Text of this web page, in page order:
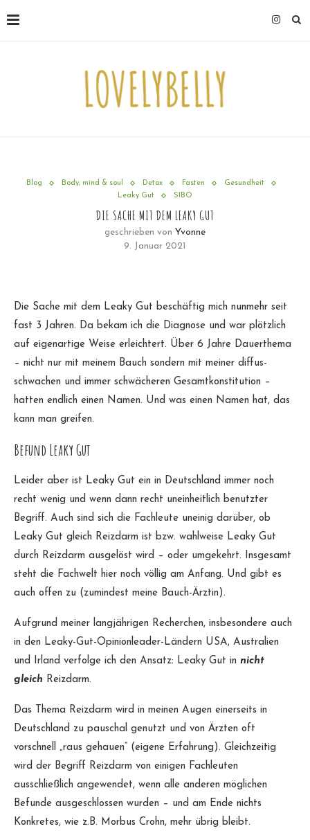
Blog Body, mind & soul Detox Fasten
Gesundheit
Leaky Gut
SIBO
DIE SACHE MIT DEM LEAKY GUT
geschrieben von Yvonne
9. Januar 2021
Die Sache mit dem Leaky Gut beschäftig mich nunmehr seit
fast 3 Jahren. Da bekam ich die Diagnose und war plötzlich
auf eigenartige Weise erleichtert. Über 6 Jahre Dauerthema
– nicht nur mit meinem Bauch sondern mit meiner diffus-
schwachen und immer schwächeren Gesamtkonstitution –
hatten endlich einen Namen. Und was einen Namen hat, das
kann man greifen.
Befund Leaky Gut
Leider aber ist Leaky Gut ein in Deutschland immer noch
recht wenig und wenn dann recht uneinheitlich benutzter
Begriff. Auch sind sich die Fachleute uneinig darüber, ob
Leaky Gut gleich Reizdarm ist bzw. wahlweise Leaky Gut
durch Reizdarm ausgelöst wird – oder umgekehrt. Insgesamt
steht die Fachwelt hier noch völlig am Anfang. Und gibt es
auch offen zu (zumindest meine Bauch-Ärztin).
Aufgrund meiner langjährigen Recherchen, insbesondere auch
in den Leaky-Gut-Opinionleader-Ländern USA, Australien
und Irland verfolge ich den Ansatz: Leaky Gut in nicht
gleich Reizdarm.
Das Thema Reizdarm wird in meinen Augen einerseits in
Deutschland zu pauschal genutzt und von Ärzten oft
vorschnell „raus gehauen“ (eigene Erfahrung). Gleichzeitig
wird der Begriff Reizdarm von einigen Fachleuten
ausschließlich angewendet, wenn alle anderen möglichen
Befunde ausgeschlossen wurden – und am Ende nichts
Konkretes, wie z.B. Morbus Crohn, mehr übrig bleibt.